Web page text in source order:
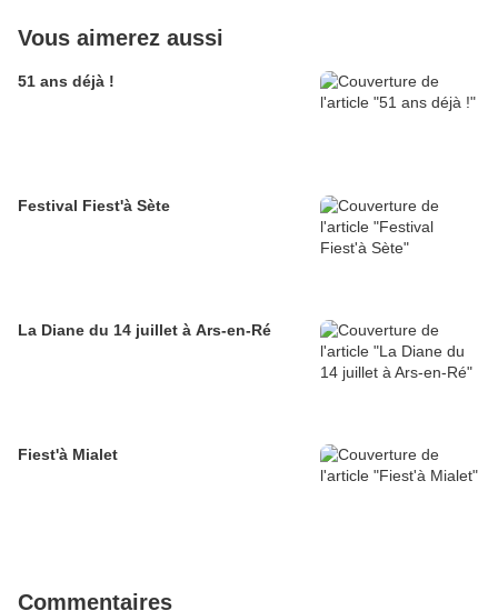
Vous aimerez aussi
51 ans déjà !
Festival Fiest'à Sète
La Diane du 14 juillet à Ars-en-Ré
Fiest'à Mialet
Commentaires